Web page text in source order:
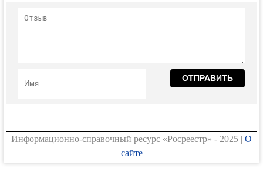
Информационно-справочный ресурс «Росреестр» - 2025 | О
сайте